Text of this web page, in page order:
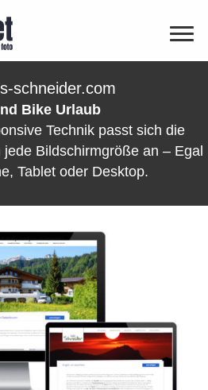
schneider.com
Bike Urlaub
Technik passt sich die
Bildschirmgröße an – Egal
Tablet oder Desktop.